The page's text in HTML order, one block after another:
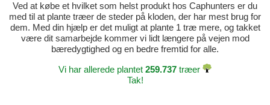
Ved at købe et hvilket som helst produkt hos Caphunters er du
med til at plante træer de steder på kloden, der har mest brug for
dem. Med din hjælp er det muligt at plante 1 træ mere, og takket
være dit samarbejde kommer vi lidt længere på vejen mod
bæredygtighed og en bedre fremtid for alle.
Vi har allerede plantet 259.737 træer
Tak!